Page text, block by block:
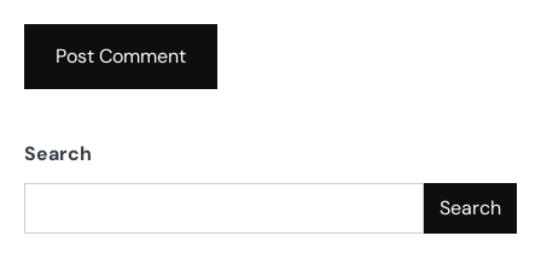
Search
Search